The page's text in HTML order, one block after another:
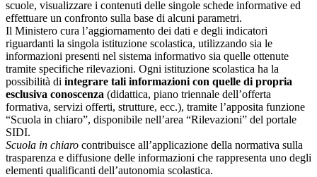
scuole, visualizzare i contenuti delle singole schede informative ed
effettuare un confronto sulla base di alcuni parametri.
Il Ministero cura l’aggiornamento dei dati e degli indicatori
riguardanti la singola istituzione scolastica, utilizzando sia le
informazioni presenti nel sistema informativo sia quelle ottenute
tramite specifiche rilevazioni. Ogni istituzione scolastica ha la
possibilità di integrare tali informazioni con quelle di propria
esclusiva conoscenza (didattica, piano triennale dell’offerta
formativa, servizi offerti, strutture, ecc.), tramite l’apposita funzione
“Scuola in chiaro”, disponibile nell’area “Rilevazioni” del portale
SIDI.
Scuola in chiaro contribuisce all’applicazione della normativa sulla
trasparenza e diffusione delle informazioni che rappresenta uno degli
elementi qualificanti dell’autonomia scolastica.